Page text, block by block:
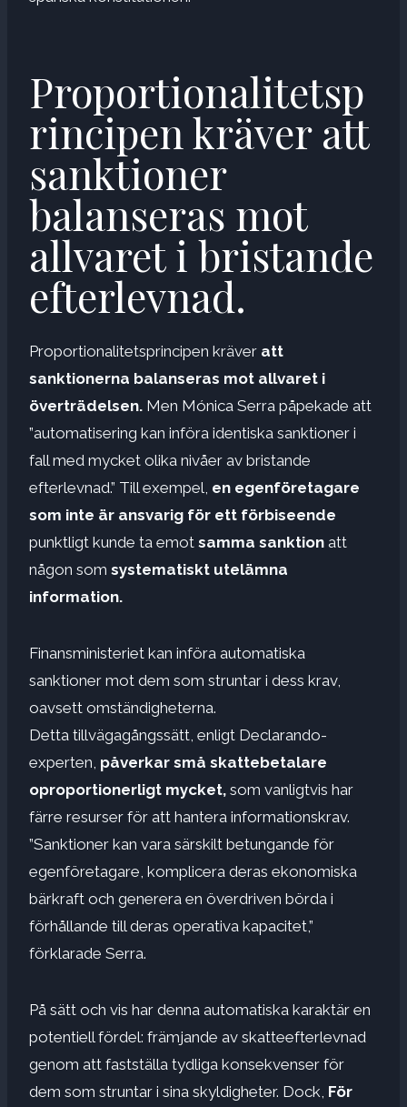
Proportionalitetsp
rincipen kräver att
sanktioner
balanseras mot
allvaret i bristande
efterlevnad.
Proportionalitetsprincipen kräver att
sanktionerna balanseras mot allvaret i
överträdelsen. Men Mónica Serra påpekade att
”automatisering kan införa identiska sanktioner i
fall med mycket olika nivåer av bristande
efterlevnad.” Till exempel, en egenföretagare
som inte är ansvarig för ett förbiseende
punktligt kunde ta emot samma sanktion att
någon som systematiskt utelämna
information.
Finansministeriet kan införa automatiska
sanktioner mot dem som struntar i dess krav,
oavsett omständigheterna.
Detta tillvägagångssätt, enligt Declarando-
experten, påverkar små skattebetalare
oproportionerligt mycket, som vanligtvis har
färre resurser för att hantera informationskrav.
”Sanktioner kan vara särskilt betungande för
egenföretagare, komplicera deras ekonomiska
bärkraft och generera en överdriven börda i
förhållande till deras operativa kapacitet,”
förklarade Serra.
På sätt och vis har denna automatiska karaktär en
potentiell fördel: främjande av skatteefterlevnad
genom att fastställa tydliga konsekvenser för
dem som struntar i sina skyldigheter. Dock, För